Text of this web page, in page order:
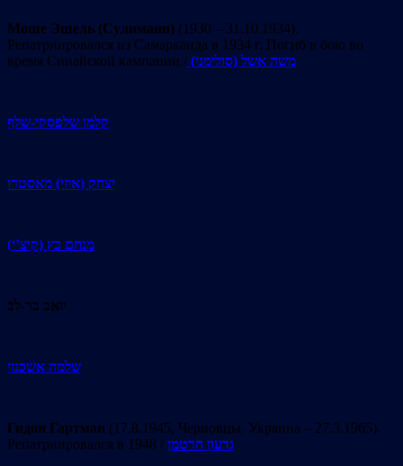
Моше Эшель (Сулимани) (1930 – 31.10.1934).
Репатриировался из Самарканда в 1934 г. Погиб в бою во
время Синайской кампании / (משה אשל (סולימני
קלמן שלפסקי-שלף
יצחק (איזי) מאסטרו
(מנחם כץ (קיצ’י
יואב בר-לב
שלמה אשכנזי
Гидон Гартман (17.8.1945, Черновцы, Украина – 27.3.1965).
Репатриировался в 1948 / גדעון הרטמן